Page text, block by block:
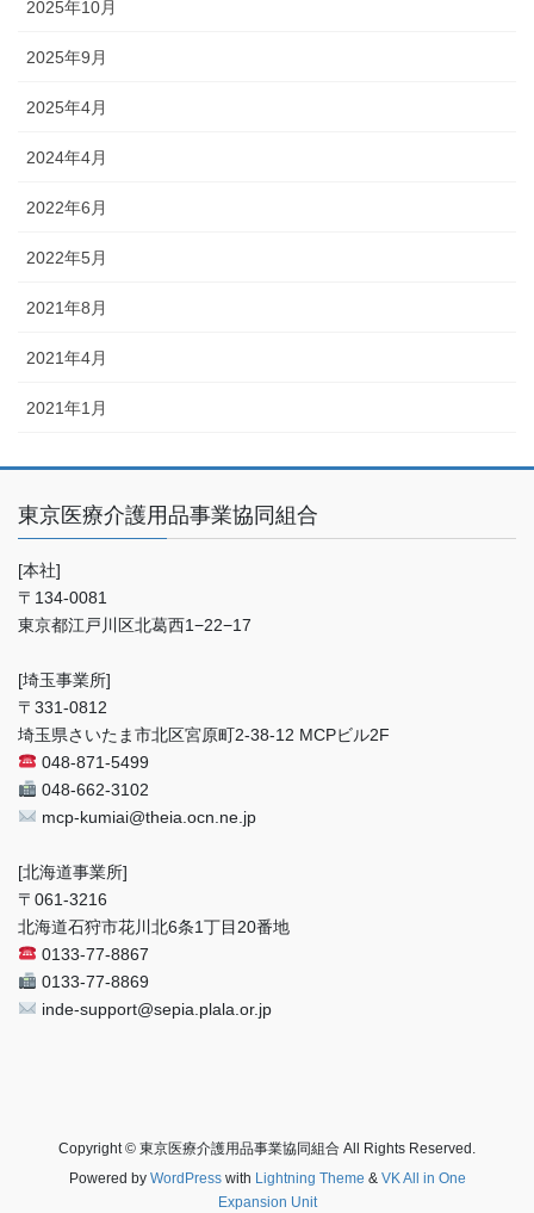
2025年10月
2025年9月
2025年4月
2024年4月
2022年6月
2022年5月
2021年8月
2021年4月
2021年1月
東京医療介護用品事業協同組合
[本社]
〒134-0081
東京都江戸川区北葛西1−22−17
[埼玉事業所]
〒331-0812
埼玉県さいたま市北区宮原町2-38-12 MCPビル2F
048-871-5499
048-662-3102
mcp-kumiai@theia.ocn.ne.jp
[北海道事業所]
〒061-3216
北海道石狩市花川北6条1丁目20番地
0133-77-8867
0133-77-8869
inde-support@sepia.plala.or.jp
Copyright © 東京医療介護用品事業協同組合 All Rights Reserved.
Powered by WordPresswith Lightning Theme & VK All in One
Expansion Unit